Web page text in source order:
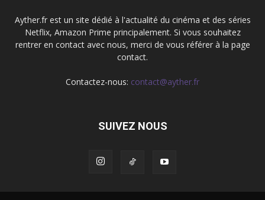
Ayther.fr est un site dédié à l'actualité du cinéma et des séries
Netflix, Amazon Prime principalement. Si vous souhaitez
rentrer en contact avec nous, merci de vous référer à la page
contact.
Contactez-nous: contact@ayther.fr
SUIVEZ NOUS